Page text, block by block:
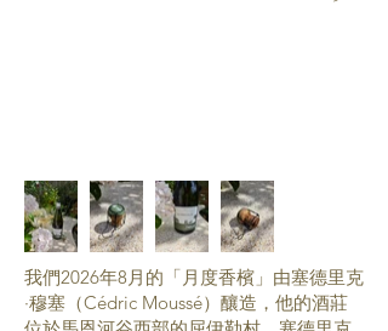
我們2026年8月的「月度香檳」由塞德里克
·穆塞（Cédric Moussé）釀造，他的酒莊